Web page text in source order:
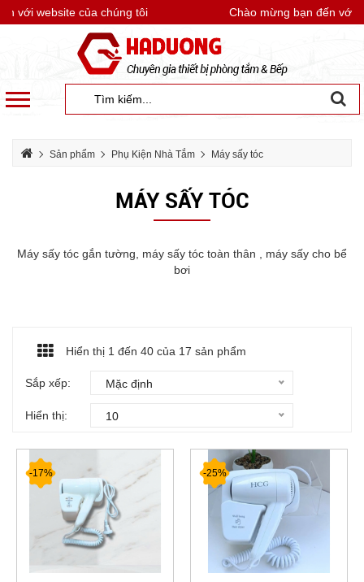
với website của chúng tôi Chào mừng bạn đến với
Sản phẩm Phụ Kiện Nhà Tắm Máy sấy tóc
MÁY SẤY TÓC
Máy sấy tóc gắn tường, máy sấy tóc toàn thân , máy sấy cho bể
bơi
Hiển thị 1 đến 40 của 17 sản phẩm
Sắp xếp: Mặc định
Hiển thị: 10
-17% -25%